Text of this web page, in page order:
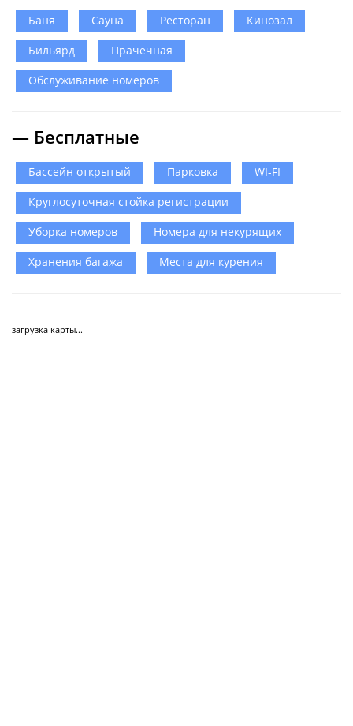
Баня Сауна Ресторан
Кинозал
Бильярд
Прачечная
Обслуживание номеров
— Бесплатные
Бассейн открытый Парковка
WI-FI
Круглосуточная стойка регистрации
Уборка номеров
Номера для некурящих
Хранения багажа
Места для курения
загрузка карты...